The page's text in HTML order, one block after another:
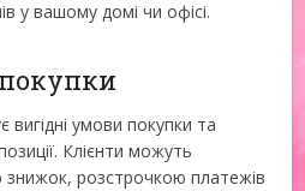
у вашому домі чи офісі.
умови покупки та
Клієнти можуть
розстрочкою платежів